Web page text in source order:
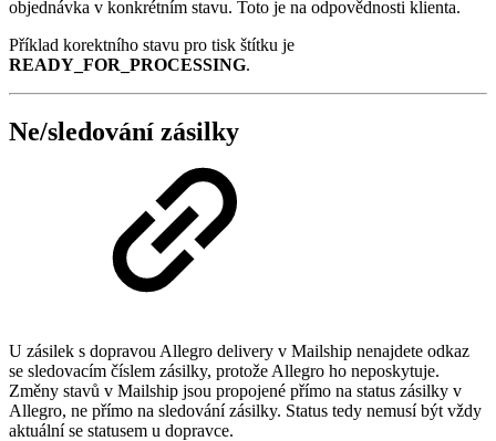
objednávka v konkrétním stavu. Toto je na odpovědnosti klienta.
Příklad korektního stavu pro tisk štítku je
READY_FOR_PROCESSING.
Ne/sledování zásilky
U zásilek s dopravou Allegro delivery v Mailship nenajdete odkaz
se sledovacím číslem zásilky, protože Allegro ho neposkytuje.
Změny stavů v Mailship jsou propojené přímo na status zásilky v
Allegro, ne přímo na sledování zásilky. Status tedy nemusí být vždy
aktuální se statusem u dopravce.